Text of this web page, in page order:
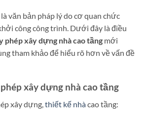
văn bản pháp lý do cơ quan chức
công công trình. Dưới đây là điều
phép xây dựng nhà cao tầng mới
tham khảo để hiểu rõ hơn về vấn đề
xây dựng nhà cao tầng
xây dựng,thiết kế nhàcao tầng: